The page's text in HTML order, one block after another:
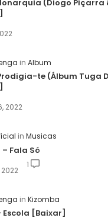
(Diogo Piçarra
Album
te (Álbum Tuga
2022
Musicas
Fala Só
1
Kizomba
Escola [Baixar]